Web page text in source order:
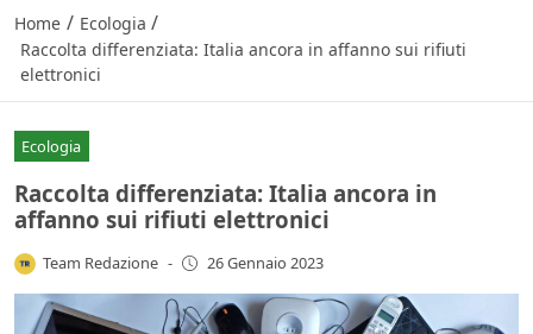
Home / Ecologia /
Raccolta differenziata: Italia ancora in affanno sui rifiuti
elettronici
Ecologia
Raccolta differenziata: Italia ancora in
affanno sui rifiuti elettronici
Team Redazione - 26 Gennaio 2023